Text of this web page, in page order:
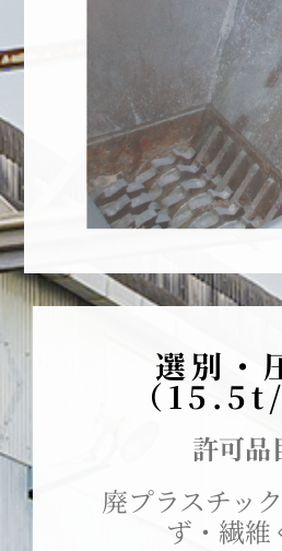
選別・
（15.5t/
許可品
廃プラスチッ
ず・繊維